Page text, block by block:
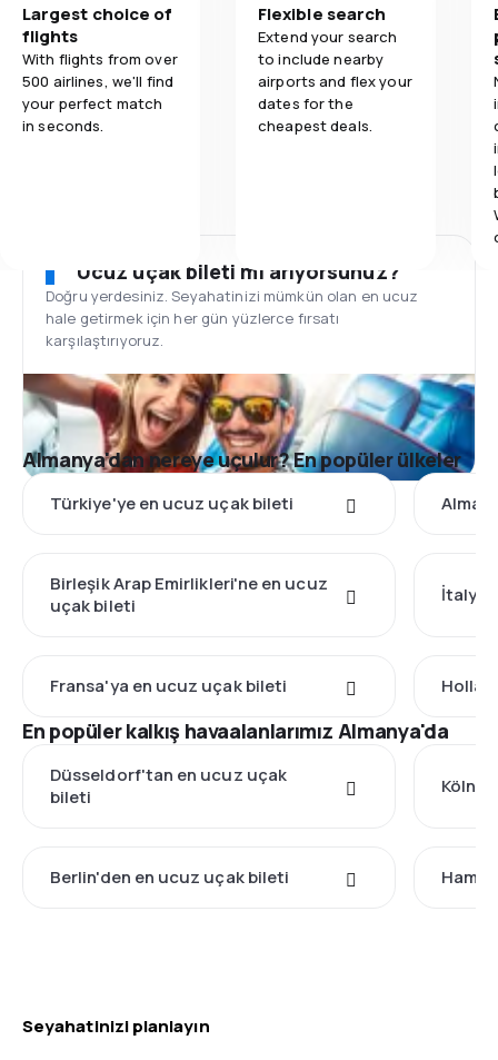
Largest choice of
flights
With flights from over
500 airlines, we'll find
your perfect match
in seconds.
Flexible search
Extend your search
to include nearby
airports and flex your
dates for the
cheapest deals.
Ucuz uçak bileti mi arıyorsunuz?
Doğru yerdesiniz. Seyahatinizi mümkün olan en ucuz
hale getirmek için her gün yüzlerce fırsatı
karşılaştırıyoruz.
Almanya'dan nereye uçulur? En popüler ülkeler
Türkiye'ye en ucuz uçak bileti
Birleşik Arap Emirlikleri'ne en ucuz
uçak bileti
Fransa'ya en ucuz uçak bileti
En popüler kalkış havaalanlarımız Almanya'da
Düsseldorf'tan en ucuz uçak
bileti
Berlin'den en ucuz uçak bileti
Seyahatinizi planlayın